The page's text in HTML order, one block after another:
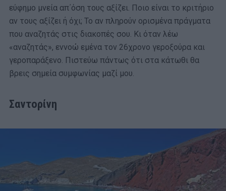
εύφημο μνεία απ΄όση τους αξίζει. Ποιο είναι το κριτήριο
αν τους αξίζει ή όχι; Το αν πληρούν ορισμένα πράγματα
που αναζητάς στις διακοπές σου. Κι όταν λέω
«αναζητάς», εννοώ εμένα τον 26χρονο γεροξούρα και
γεροπαράξενο. Πιστεύω πάντως ότι στα κάτωθι θα
βρεις σημεία συμφωνίας μαζί μου.
Σαντορίνη